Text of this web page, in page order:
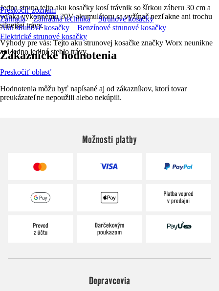
Jedna struna tejto aku kosačky kosí trávnik so šírkou záberu 30 cm a
vďaka výkonnému 20V akumulátoru sa vyžínač nezľakne ani trochu
silnejšej trávy.
Výhody pre vás: Tejto aku strunovej kosačke značky Worx neunikne
ani jedno jediné steblo trávy.
Preskočiť zoznam
Záhrada
Záhradná technika
Strunové kosačky
Aku strunové kosačky
Benzínové strunové kosačky
Elektrické strunové kosačky
Zákaznícke hodnotenia
Preskočiť oblasť
Hodnotenia môžu byť napísané aj od zákazníkov, ktorí tovar
preukázateľne nepoužili alebo nekúpili.
Možnosti platby
Dopravcovia